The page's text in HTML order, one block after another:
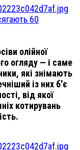
60
олійної
огляду — і саме
які знімають
із них б'є
від якої
котирувань